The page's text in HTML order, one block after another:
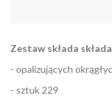
Zestaw składa
- opalizujących
- sztuk 229